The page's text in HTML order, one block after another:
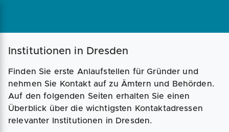
Magazin Businessplan Fördermittel
Institutionen in Dresden
Finden Sie erste Anlaufstellen für Gründer und
nehmen Sie Kontakt auf zu Ämtern und Behörden.
Auf den folgenden Seiten erhalten Sie einen
Überblick über die wichtigsten Kontaktadressen
relevanter Institutionen in Dresden.